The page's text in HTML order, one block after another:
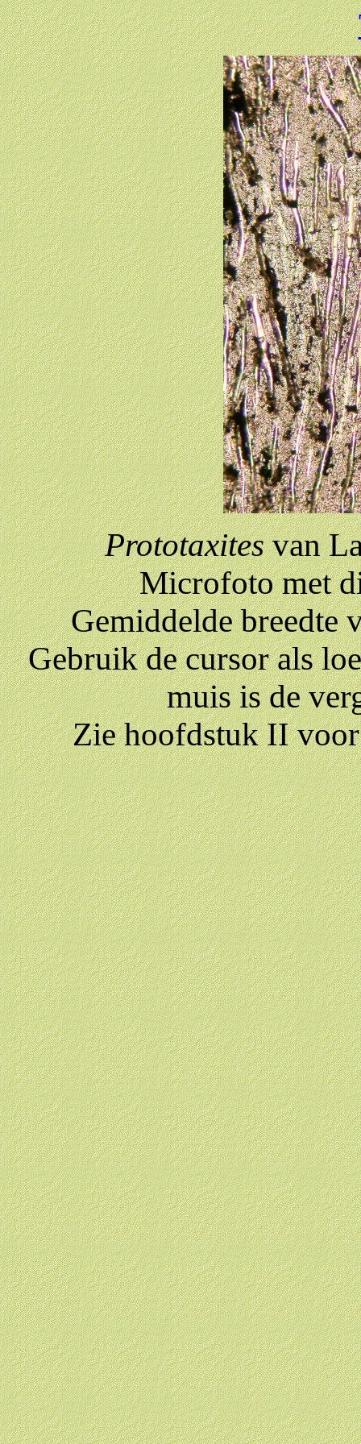
Prototaxitesvan
Microfoto met
Gemiddelde breedte
Gebruik de cursor als
muis is de
Zie hoofdstuk II